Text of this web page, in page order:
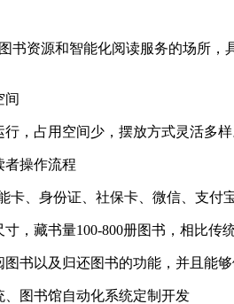
书资源和智能化阅读服务的场所
间
，占用空间少，摆放方式灵活多样
者操作流程
卡、身份证、社保卡、微信、支付
，藏书量100-800册图书，相比传
书以及归还图书的功能，并且能
图书馆自动化系统定制开发